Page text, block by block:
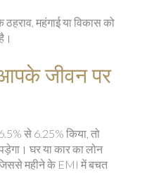
महंगाई या विकास को
आपके जीवन पर
से 6.25% किया, तो
घर या कार का लोन
महीने के EMI में बचत